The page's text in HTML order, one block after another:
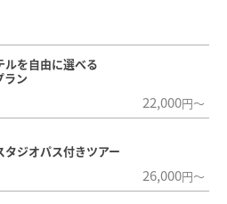
ルを自由に選べる
ラン
22,000円～
タジオパス付きツアー
26,000円～